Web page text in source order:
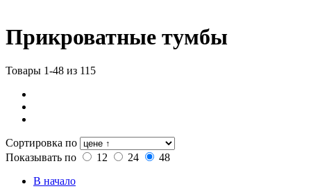
Прикроватные тумбы
Товары 1-48 из 115
Сортировка по
Показывать по
12 24
48
В начало